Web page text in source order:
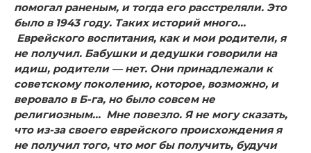
помогал раненым, и тогда его расстреляли. Это
было в 1943 году. Таких историй много…
Еврейского воспитания, как и мои родители, я
не получил. Бабушки и дедушки говорили на
идиш, родители — нет. Они принадлежали к
советскому поколению, которое, возможно, и
веровало в Б-га, но было совсем не
религиозным… Мне повезло. Я не могу сказать,
что из-за своего еврейского происхождения я
не получил того, что мог бы получить, будучи